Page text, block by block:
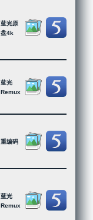
蓝光原
盘4k
蓝光
Remux
重编码
蓝光
Remux